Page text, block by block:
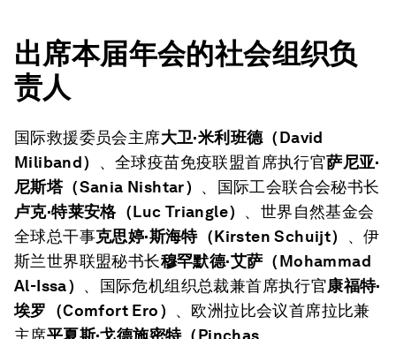
出席本届年会的社会组织负
责人
国际救援委员会主席大卫·米利班德（David
Miliband）
、全球疫苗免疫联盟首席执行官萨尼亚·
尼斯塔（Sania Nishtar） 、国际工会联合会秘书长
卢克·特莱安格（Luc Triangle） 、世界自然基金会
全球总干事克思婷·斯海特（Kirsten Schuijt）
、伊
斯兰世界联盟秘书长穆罕默德·艾萨（Mohammad
Al-Issa） 、国际危机组织总裁兼首席执行官康福特·
埃罗（Comfort Ero） 、欧洲拉比会议首席拉比兼
主席平夏斯·戈德施密特（Pinchas